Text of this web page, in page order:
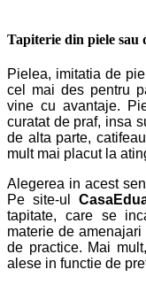
Tapiterie din piele sau
Pielea, imitatia de
cel mai des pentru
vine cu avantaje.
curatat de praf, insa
de alta parte,
mult mai placut la
Alegerea in acest
Pe site-ul
tapitate, care se
materie de
de practice. Mai
alese in functie de